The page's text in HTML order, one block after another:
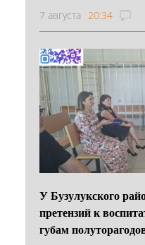
7 августа 20:34
У Бузулукского
претензий к
губам